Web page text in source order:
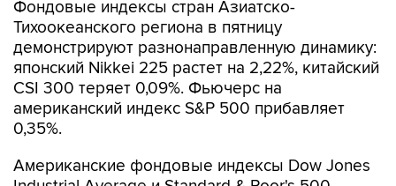
демонстрируют разнонаправленную динамику:
японский Nikkei 225 растет на 2,22%, китайский
CSI 300 теряет 0,09%. Фьючерс на
американский индекс S&P 500 прибавляет
0,35%.
Американские фондовые индексы Dow Jones
выросли по итогам торгов в четверг после